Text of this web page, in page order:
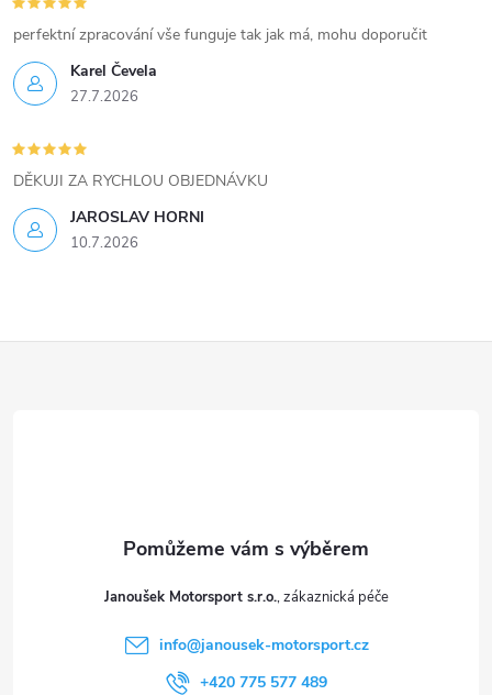
v
ý
p
i
s
u
Karel Čevela
27.7.2026
perfektní zpracování vše funguje tak jak má, mohu doporučit
JAROSLAV HORNI
10.7.2026
DĚKUJI ZA RYCHLOU OBJEDNÁVKU
Janoušek Motorsport s.r.o.
info@janousek-motorsport.cz
+420 775 577 489